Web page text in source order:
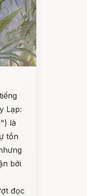
Lạp:
là
tồn
bởi
đọc